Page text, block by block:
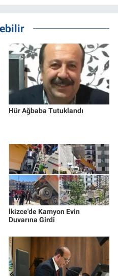
Hür Ağbaba Tutuklandı
İkizce'de Kamyon Evin
Duvarına Girdi